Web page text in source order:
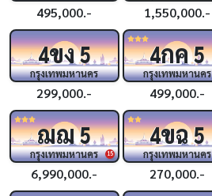
495,000.- 1,550,000.-
4ขง5
กรุงเทพมหานคร
299,000.-
4กค5
กรุงเทพมหานคร
499,000.-
15
ฌฌ5
กรุงเทพมหานคร
6,990,000.-
4ขฉ5
กรุงเทพมหานคร
270,000.-